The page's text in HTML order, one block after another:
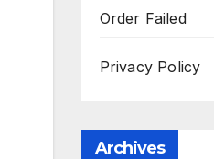
Order Failed
Privacy Policy
Archives